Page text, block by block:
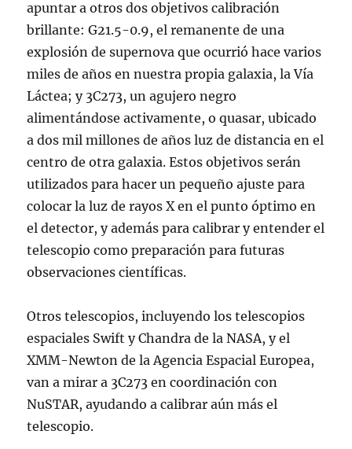
apuntar a otros dos objetivos calibración
brillante: G21.5-0.9, el remanente de una
explosión de supernova que ocurrió hace varios
miles de años en nuestra propia galaxia, la Vía
Láctea; y 3C273, un agujero negro
alimentándose activamente, o quasar, ubicado
a dos mil millones de años luz de distancia en el
centro de otra galaxia. Estos objetivos serán
utilizados para hacer un pequeño ajuste para
colocar la luz de rayos X en el punto óptimo en
el detector, y además para calibrar y entender el
telescopio como preparación para futuras
observaciones científicas.
Otros telescopios, incluyendo los telescopios
espaciales Swift y Chandra de la NASA, y el
XMM-Newton de la Agencia Espacial Europea,
van a mirar a 3C273 en coordinación con
NuSTAR, ayudando a calibrar aún más el
telescopio.